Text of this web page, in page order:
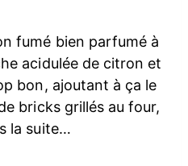
fumé bien parfumé à
acidulée de citron et
bon, ajoutant à ça le
bricks grillés au four,
la suite…